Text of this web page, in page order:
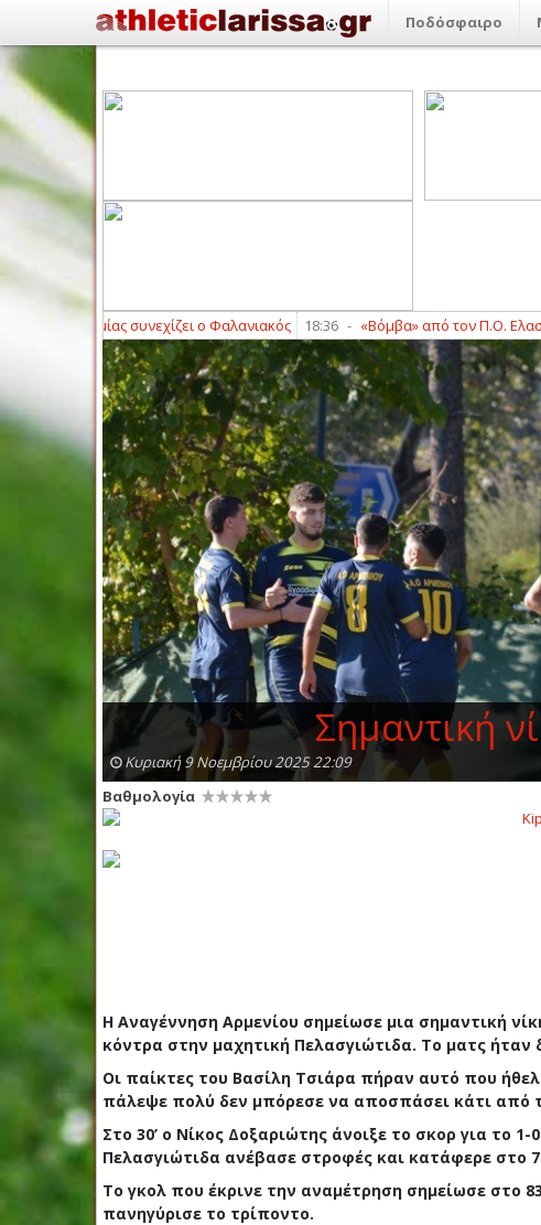
Ποδόσφαιρο
συνεχίζει ο Φαλανιακός 18:36 - «Βόμβα» από τον Π.Ο. Ελασσόνας
Σημαντική
Κυριακή 9 Νοεμβρίου 2025 22:09
Βαθμολογία
Η Αναγέννηση Αρμενίου σημείωσε μια σημαντική
κόντρα στην μαχητική Πελασγιώτιδα. Το ματς ήταν
Οι παίκτες του Βασίλη Τσιάρα πήραν αυτό που
πάλεψε πολύ δεν μπόρεσε να αποσπάσει κάτι από
Στο 30’ ο Νίκος Δοξαριώτης άνοιξε το σκορ για το
Πελασγιώτιδα ανέβασε στροφές και κατάφερε στο
Το γκολ που έκρινε την αναμέτρηση σημείωσε στο
πανηγύρισε το τρίποντο.